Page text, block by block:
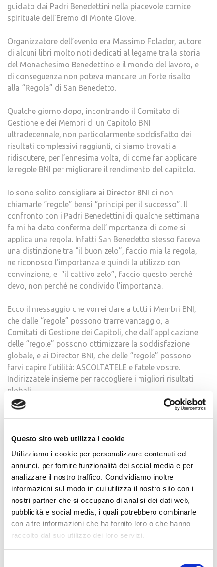
Questo sito web utilizza i cookie
Utilizziamo i cookie per personalizzare contenuti ed
annunci, per fornire funzionalità dei social media e per
analizzare il nostro traffico. Condividiamo inoltre
informazioni sul modo in cui utilizza il nostro sito con i
nostri partner che si occupano di analisi dei dati web,
pubblicità e social media, i quali potrebbero combinarle
con altre informazioni che ha fornito loro o che hanno
raccolto dal suo utilizzo dei loro servizi.
guidato dai Padri Benedettini nella piacevole cornice
spirituale dell’Eremo di Monte Giove.
Organizzatore dell’evento era Massimo Folador, autore
di alcuni libri molto noti dedicati al legame tra la storia
del Monachesimo Benedettino e il mondo del lavoro, e
di conseguenza non poteva mancare un forte risalto
alla “Regola” di San Benedetto.
Qualche giorno dopo, incontrando il Comitato di
Gestione e dei Membri di un Capitolo BNI
ultradecennale, non particolarmente soddisfatto dei
risultati complessivi raggiunti, ci siamo trovati a
ridiscutere, per l’ennesima volta, di come far applicare
le regole BNI per migliorare il rendimento del capitolo.
Io sono solito consigliare ai Director BNI di non
chiamarle “regole” bensì “principi per il successo”. Il
confronto con i Padri Benedettini di qualche settimana
fa mi ha dato conferma dell’importanza di come si
applica una regola. Infatti San Benedetto stesso faceva
una distinzione tra “il buon zelo”, faccio mia la regola,
ne riconosco l’importanza e quindi la utilizzo con
convinzione, e “il cattivo zelo”, faccio questo perché
devo, non perché ne condivido l’importanza.
Ecco il messaggio che vorrei dare a tutti i Membri BNI,
che dalle “regole” possono trarre vantaggio, ai
Comitati di Gestione dei Capitoli, che dall’applicazione
delle “regole” possono ottimizzare la soddisfazione
globale, e ai Director BNI, che delle “regole” possono
farvi capire l’utilità: ASCOLTATELE e fatele vostre.
Indirizzatele insieme per raccogliere i migliori risultati
globali.
Ascoltare è ben diverso dal sentire. Sentire significa
ai rumori, mentre quando si ascolta la nostra mente
considerazioni fatte all’Eremo abbiamo condiviso che il
metodo è l’ottimizzazione tra ciò che voglio e ciò che